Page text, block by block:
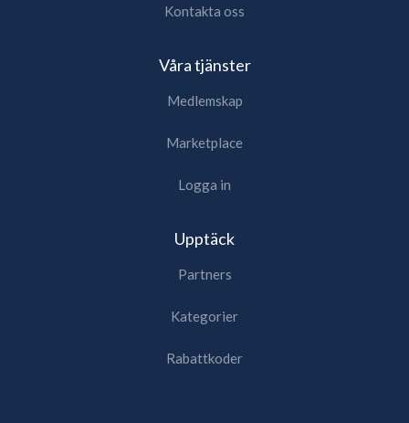
Kontakta oss
Våra tjänster
Medlemskap
Marketplace
Logga in
Upptäck
Partners
Kategorier
Rabattkoder